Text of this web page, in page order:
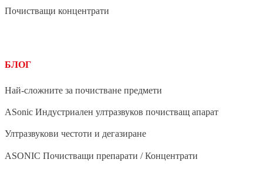
Почистващи концентрати
БЛОГ
Най-сложните за почистване предмети
ASonic Индустриален ултразвуков почистващ апарат
Ултразвукови честоти и дегазиране
ASONIC Почистващи препарати / Концентрати